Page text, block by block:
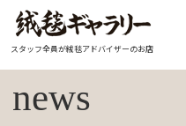
スタッフ全員が絨毯アドバイザーのお店
news